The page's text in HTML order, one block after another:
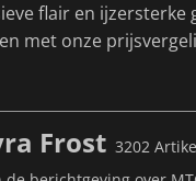
flair en
met onze
Frost 3202